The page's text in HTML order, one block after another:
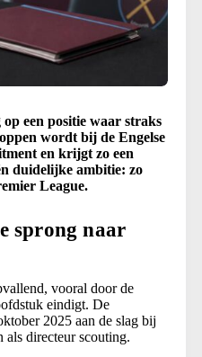
een positie waar straks
wordt bij de Engelse
en krijgt zo een
duidelijke ambitie: zo
League.
sprong naar
vooral door de
eindigt. De
2025 aan de slag bij
directeur scouting.